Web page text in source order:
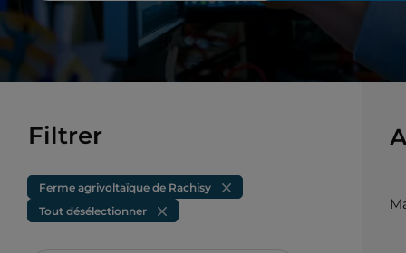
Filtrer
Ferme agrivoltaïque de Rachisy
Tout désélectionner